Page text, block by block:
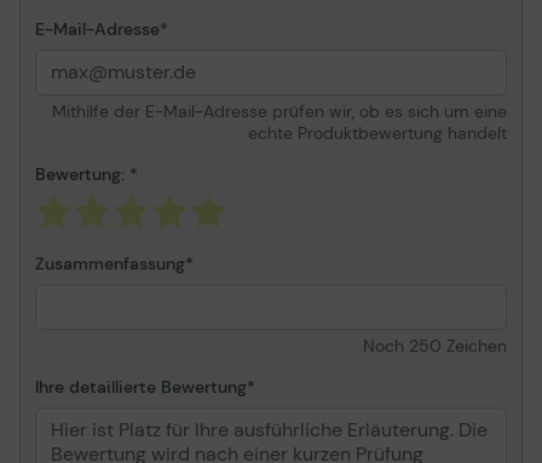
E-Mail-Adresse
Mithilfe der E-Mail-Adresse prüfen wir, ob es sich um eine
echte Produktbewertung handelt
Bewertung:
Zusammenfassung
Noch 250 Zeichen
Ihre detaillierte Bewertung